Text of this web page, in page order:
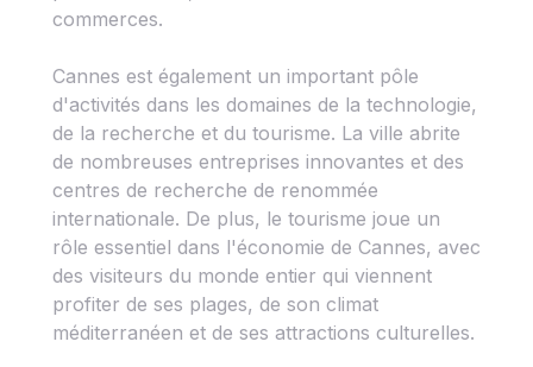
commerces.
Cannes est également un important pôle
d'activités dans les domaines de la technologie,
de la recherche et du tourisme. La ville abrite
de nombreuses entreprises innovantes et des
centres de recherche de renommée
internationale. De plus, le tourisme joue un
rôle essentiel dans l'économie de Cannes, avec
des visiteurs du monde entier qui viennent
profiter de ses plages, de son climat
méditerranéen et de ses attractions culturelles.